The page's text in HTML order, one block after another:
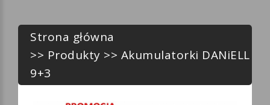
Strona główna
>> Produkty >> Akumulatorki DANiELL
9+3